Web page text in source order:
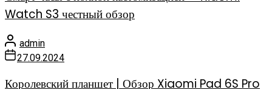
Watch S3 честный обзор
admin
27.09.2024
Королевский планшет | Обзор Xiaomi Pad 6S Pro